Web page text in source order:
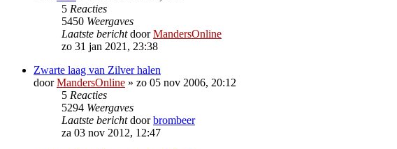
5 Reacties
5450 Weergaves
Laatste berichtdoorMandersOnline
zo 31 jan 2021, 23:38
Zwarte laag van Zilver halen
doorMandersOnline » zo 05 nov 2006, 20:12
5 Reacties
5294 Weergaves
Laatste berichtdoorbrombeer
za 03 nov 2012, 12:47